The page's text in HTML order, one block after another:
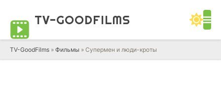
TV-GOODFILMS
TV-GoodFilms » Фильмы » Супермен и люди-кроты